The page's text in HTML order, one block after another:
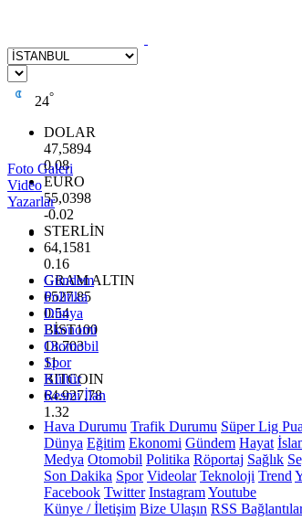
24°
DOLAR
47,5894
0.08
EURO
55,0398
-0.02
STERLİN
64,1581
0.16
GRAM ALTIN
6527.85
0.54
BİST100
13.703
11
BITCOIN
64.927,78
1.32
Foto Galeri
Video
Yazarlar
Gündem
Politika
Dünya
Ekonomi
Otomobil
Spor
Kültür
Resmi İlan
Hava Durumu Trafik Durumu Süper Lig
Dünya Eğitim Ekonomi Gündem Hayat
Medya Otomobil Politika Röportaj Sağlık
Son Dakika Spor Videolar Teknoloji Trend
Facebook Twitter InstagramYoutube
Künye / İletişim Bize Ulaşın RSS